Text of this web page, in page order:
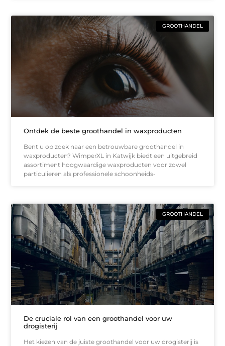
GROOTHANDEL
Ontdek de beste groothandel in waxproducten
Bent u op zoek naar een betrouwbare groothandel in
waxproducten? WimperXL in Katwijk biedt een uitgebreid
assortiment hoogwaardige waxproducten voor zowel
particulieren als professionele schoonheids-
GROOTHANDEL
De cruciale rol van een groothandel voor uw
drogisterij
Het kiezen van de juiste groothandel voor uw drogisterij is